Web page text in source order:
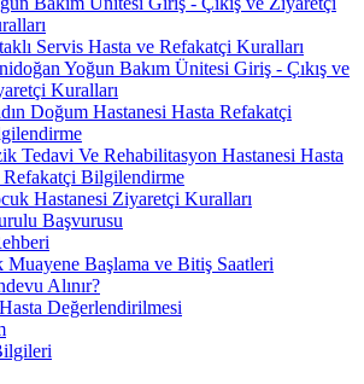
Servis Hasta ve Refakatçi Kuralları
Yoğun Bakım Ünitesi Giriş - Çıkış ve
Kuralları
Doğum Hastanesi Hasta Refakatçi
Tedavi Ve Rehabilitasyon Hastanesi Hasta
Refakatçi Bilgilendirme
Hastanesi Ziyaretçi Kuralları
Başvurusu
Başlama ve Bitiş Saatleri
Alınır?
Değerlendirilmesi